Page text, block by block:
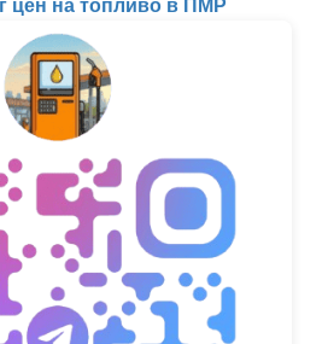
цен на топливо в ПМР